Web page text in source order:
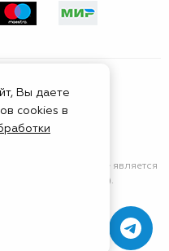
и не является
Статьи 437 ГК РФ).
Моторс Клуб
Вы даете
cookies в